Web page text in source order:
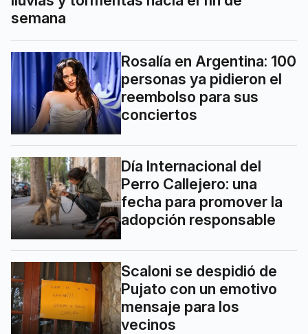
semana
Rosalía en Argentina: 100
personas ya pidieron el
reembolso para sus
conciertos
Día Internacional del
Perro Callejero: una
fecha para promover la
adopción responsable
Scaloni se despidió de
Pujato con un emotivo
mensaje para los
vecinos